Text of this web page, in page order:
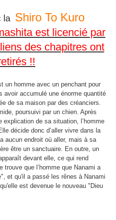
la Shiro To Kuro
est licencié par
des chapitres ont
!!
un homme avec un penchant pour
avoir accumulé une énorme quantité
de sa maison par des créanciers.
poursuivi par un chien. Après
explication de sa situation, l’homme
décide donc d’aller vivre dans la
aucun endroit où aller, mais à sa
être un sanctuaire. En outre, un
devant elle, ce qui rend
trouve que l’homme que Nanami a
et qu'il a passé les rênes à Nanami
est devenue le nouveau "Dieu